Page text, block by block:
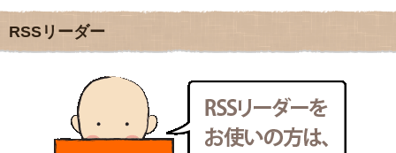
2011年10月(31)
2011年9月(24)
2011年8月(21)
2011年6月(13)
2011年5月
2011年4月
(17)
2011年3月(15)
地域のライターさんです
小豆島 圓満寺
新聞屋の道具箱
新聞社で使われる用語の解説など
makotoさんの御符内巡礼記
東京の巡礼記です
RSSリーダー